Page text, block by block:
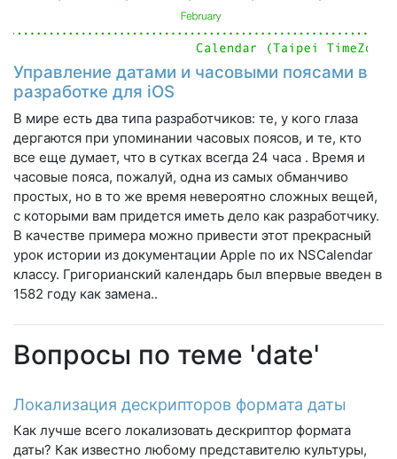
Управление датами и часовыми поясами в
разработке для iOS
В мире есть два типа разработчиков: те, у кого глаза
дергаются при упоминании часовых поясов, и те, кто
все еще думает, что в сутках всегда 24 часа . Время и
часовые пояса, пожалуй, одна из самых обманчиво
простых, но в то же время невероятно сложных вещей,
с которыми вам придется иметь дело как разработчику.
В качестве примера можно привести этот прекрасный
урок истории из документации Apple по их NSCalendar
классу. Григорианский календарь был впервые введен в
1582 году как замена..
Вопросы по теме 'date'
Локализация дескрипторов формата даты
Как лучше всего локализовать дескриптор формата
даты? Как известно любому представителю культуры,